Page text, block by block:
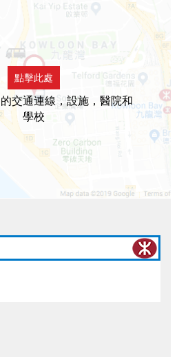
點擊此處
交通連線，設施，醫院和
學校